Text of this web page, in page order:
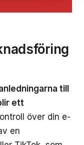
till
ett
över din e-
en